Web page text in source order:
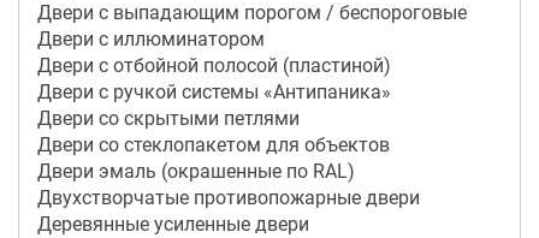
Двери с выпадающим порогом / беспороговые
Двери с иллюминатором
Двери с отбойной полосой (пластиной)
Двери с ручкой системы «Антипаника»
Двери со скрытыми петлями
Двери со стеклопакетом для объектов
Двери эмаль (окрашенные по RAL)
Двухстворчатые противопожарные двери
Деревянные усиленные двери